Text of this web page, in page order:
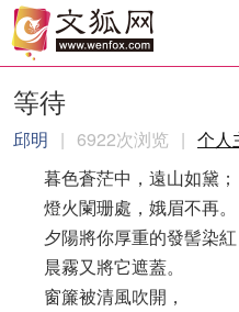
等待
邱明 | 6922次浏览 | 个人
暮色蒼茫中，遠山如黛；
燈火闌珊處，娥眉不再。
夕陽將你厚重的發髻染紅
晨霧又將它遮蓋。
窗簾被清風吹開，